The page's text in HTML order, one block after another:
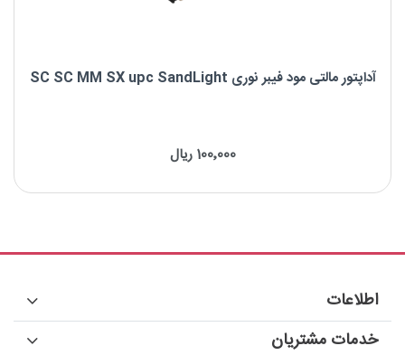
آداپتور مالتی مود فیبر نوری SC SC MM SX upc SandLight
نوع فیبر: OM1 62.5/125μm/OM2 50/125μm
100٬000 ریال
اطلاعات
خدمات مشتریان